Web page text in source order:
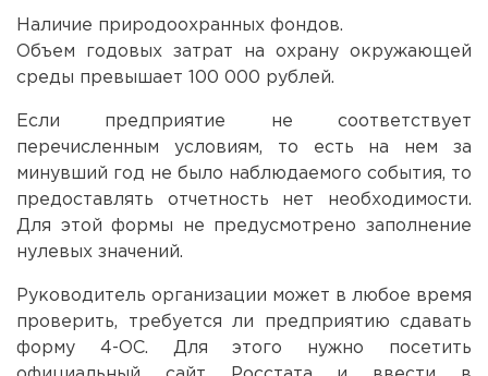
Наличие природоохранных фондов.
Объем годовых затрат на охрану окружающей
среды превышает 100 000 рублей.
Если предприятие не соответствует
перечисленным условиям, то есть на нем за
минувший год не было наблюдаемого события, то
предоставлять отчетность нет необходимости.
Для этой формы не предусмотрено заполнение
нулевых значений.
Руководитель организации может в любое время
проверить, требуется ли предприятию сдавать
форму 4-ОС. Для этого нужно посетить